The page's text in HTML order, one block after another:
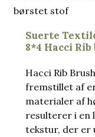
Suerte
8*4 Hacci
Hacci Rib
fremstillet af
materialer af
resulterer i en
tekstur, der er